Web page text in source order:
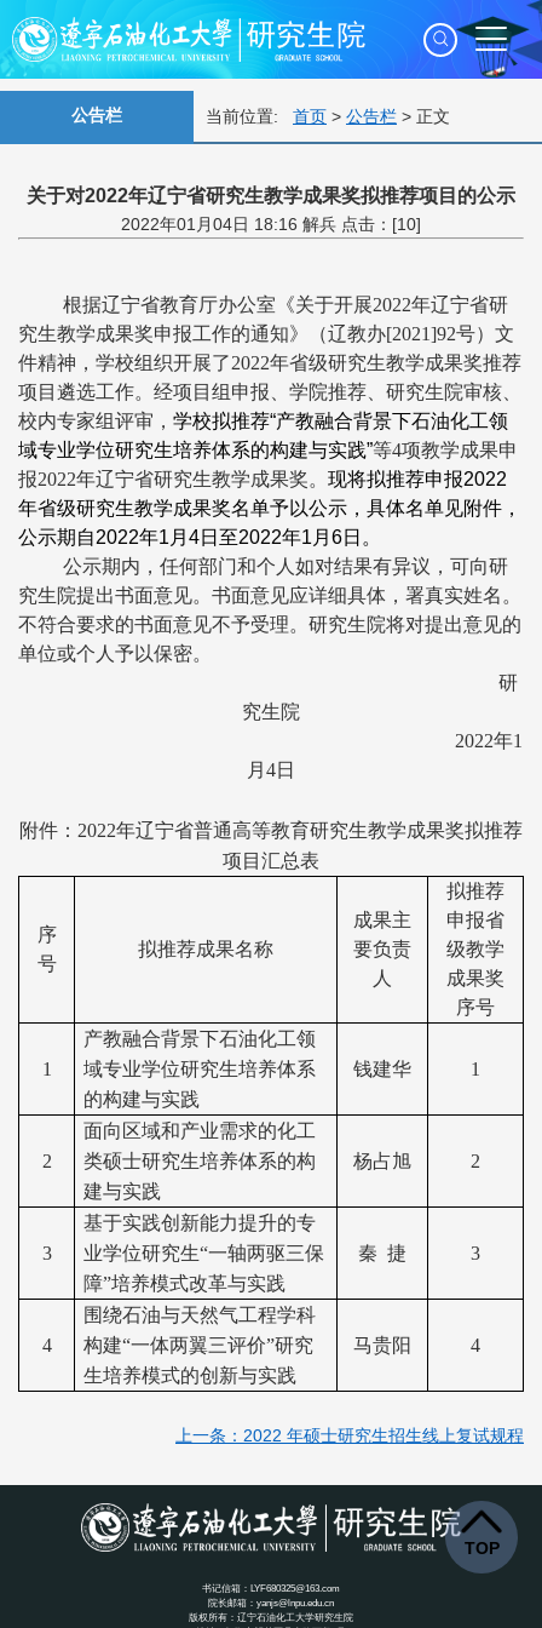
公告栏 当前位置: 首页 > 公告栏 > 正文
关于对2022年辽宁省研究生教学成果奖拟推荐项目的公示
2022年01月04日 18:16 解兵 点击：[10]
根据辽宁省教育厅办公室《关于开展2022年辽宁省研
究生教学成果奖申报工作的通知》（辽教办[2021]92号）文
件精神，学校组织开展了2022年省级研究生教学成果奖推荐
项目遴选工作。经项目组申报、学院推荐、研究生院审核、
校内专家组评审， 学校拟推荐“产教融合背景下石油化工领
域专业学位研究生培养体系的构建与实践”等4项教学成果申
报2022年辽宁省研究生教学成果奖。 现将拟推荐申报2022
年省级研究生教学成果奖名单予以公示，具体名单见附件，
公示期自2022年1月4日至2022年1月6日。
公示期内，任何部门和个人如对结果有异议，可向研
究生院提出书面意见。书面意见应详细具体，署真实姓名。
不符合要求的书面意见不予受理。研究生院将对提出意见的
单位或个人予以保密。
研
究生院
2022年1
月4日
附件：2022年辽宁省普通高等教育研究生教学成果奖拟推荐
项目汇总表
序
号
拟推荐成果名称
成果主
要负责
人
拟推荐
申报省
级教学
成果奖
序号
1
产教融合背景下石油化工领
域专业学位研究生培养体系
的构建与实践
钱建华 1
2
面向区域和产业需求的化工
类硕士研究生培养体系的构
建与实践
杨占旭 2
3
基于实践创新能力提升的专
业学位研究生“一轴两驱三保
障”培养模式改革与实践
秦 捷 3
4
围绕石油与天然气工程学科
构建“一体两翼三评价”研究
生培养模式的创新与实践
马贵阳 4
上一条：2022 年硕士研究生招生线上复试规程
TOP
书记信箱：LYF680325@163.com
院长邮箱：yanjs@lnpu.edu.cn
版权所有：辽宁石油化工大学研究生院